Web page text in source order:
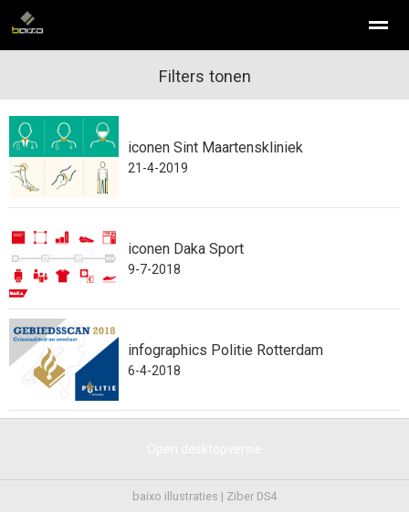
infographic laten maken isometrisch illustreren
Home Nieuws Bellen
Filters tonen
iconen Sint Maartenskliniek
21-4-2019
iconen Daka Sport
9-7-2018
infographics Politie Rotterdam
6-4-2018
baixo illustraties | Ziber DS4